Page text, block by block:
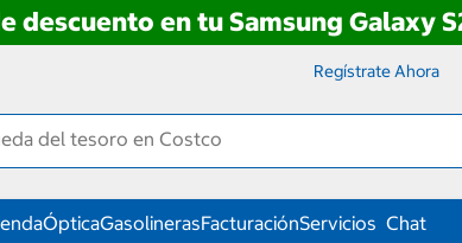
descuento en tu Samsung Galaxy
Regístrate Ahora
ÓpticaGasolinerasFacturaciónServicios Chat